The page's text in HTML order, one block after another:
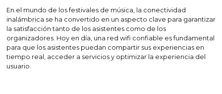
En el mundo de los festivales de música, la conectividad
inalámbrica se ha convertido en un aspecto clave para garantizar
la satisfacción tanto de los asistentes como de los
organizadores. Hoy en día, una red wifi confiable es fundamental
para que los asistentes puedan compartir sus experiencias en
tiempo real, acceder a servicios y optimizar la experiencia del
usuario.